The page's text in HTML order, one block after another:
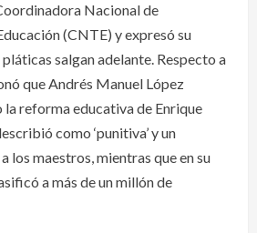
Nacional de
(CNTE) y expresó su
salgan adelante. Respecto a
que Andrés Manuel López
reforma educativa de Enrique
como ‘punitiva’ y un
los maestros, mientras que en su
a más de un millón de